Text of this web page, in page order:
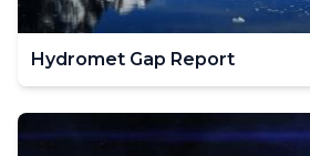
Hydromet Gap Report